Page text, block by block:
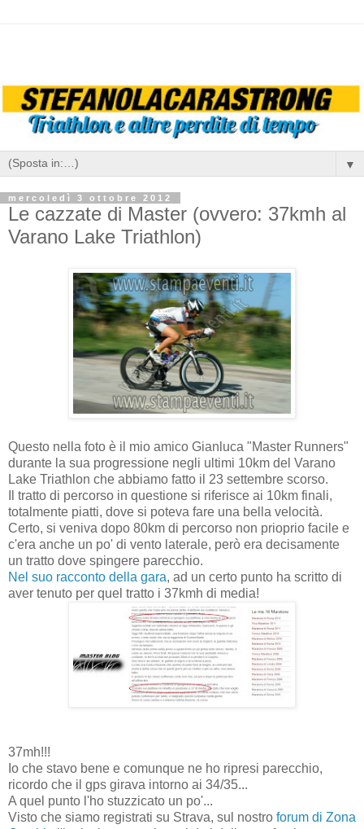
▼
mercoledì 3 ottobre 2012
Le cazzate di Master (ovvero: 37kmh al
Varano Lake Triathlon)
Questo nella foto è il mio amico Gianluca "Master Runners"
durante la sua progressione negli ultimi 10km del Varano
Lake Triathlon che abbiamo fatto il 23 settembre scorso.
Il tratto di percorso in questione si riferisce ai 10km finali,
totalmente piatti, dove si poteva fare una bella velocità.
Certo, si veniva dopo 80km di percorso non prioprio facile e
c'era anche un po' di vento laterale, però era decisamente
un tratto dove spingere parecchio.
Nel suo racconto della gara, ad un certo punto ha scritto di
aver tenuto per quel tratto i 37kmh di media!
37mh!!!
Io che stavo bene e comunque ne ho ripresi parecchio,
ricordo che il gps girava intorno ai 34/35...
A quel punto l'ho stuzzicato un po'...
Visto che siamo registrati su Strava, sul nostro forum di Zona